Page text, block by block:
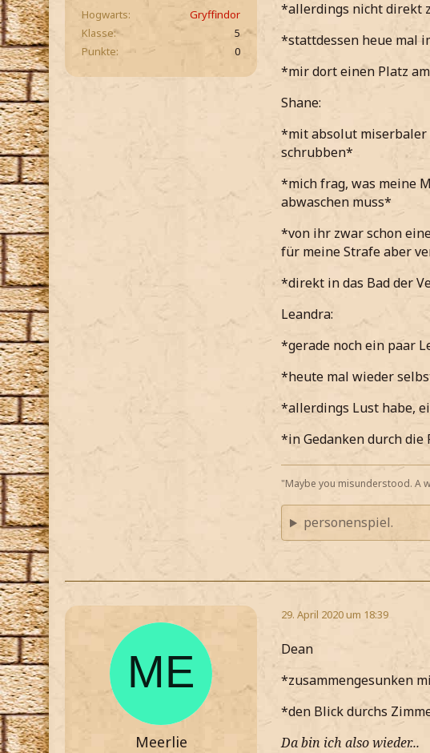
Hogwarts
Gryffindor
Klasse
5
Punkte
0
*allerdings nicht direkt
*stattdessen heue mal
*mir dort einen Platz
Shane:
*mit absolut miserbaler
schrubben*
*mich frag, was meine
abwaschen muss*
*von ihr zwar schon
für meine Strafe aber
*direkt in das Bad der
Leandra:
*gerade noch ein paar
*heute mal wieder
*allerdings Lust habe,
*in Gedanken durch die
"Maybe you misunderstood. A
personenspiel.
Meerlie
29. April 2020 um 18:39
Dean
*zusammengesunken
*den Blick durchs
Da bin ich also wieder...